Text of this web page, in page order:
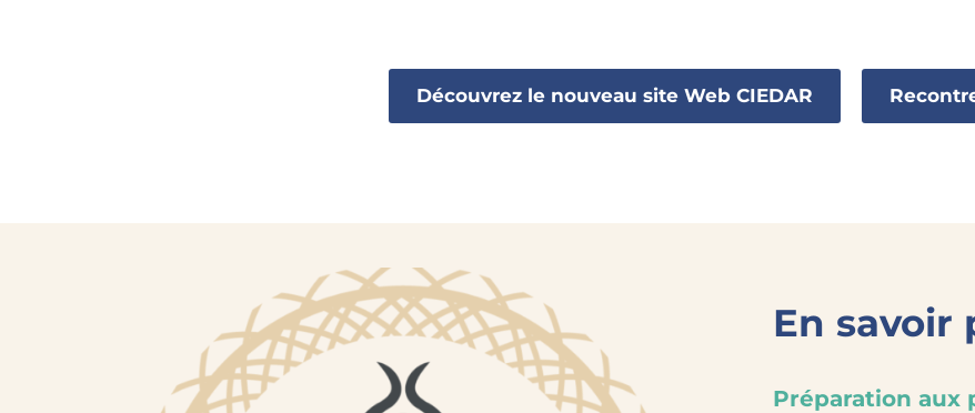
Découvrez le nouveau site Web CIEDAR
En savoir
Préparation aux